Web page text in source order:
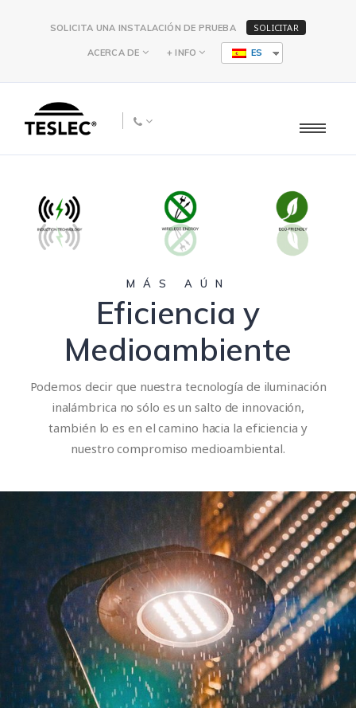
SOLICITA UNA INSTALACIÓN DE PRUEBA SOLICITAR
ACERCA DE + INFO ES
MÁS AÚN
Eficiencia y
Medioambiente
Podemos decir que nuestra tecnología de iluminación
inalámbrica no sólo es un salto de innovación,
también lo es en el camino hacia la eficiencia y
nuestro compromiso medioambiental.